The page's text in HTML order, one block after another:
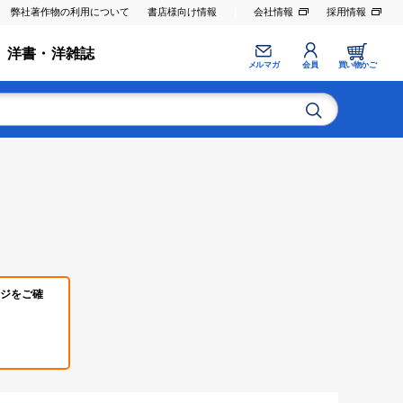
弊社著作物の利用について 書店様向け情報 会社情報 採用情報
洋書・洋雑誌
メルマガ 会員 買い物かご
をご確